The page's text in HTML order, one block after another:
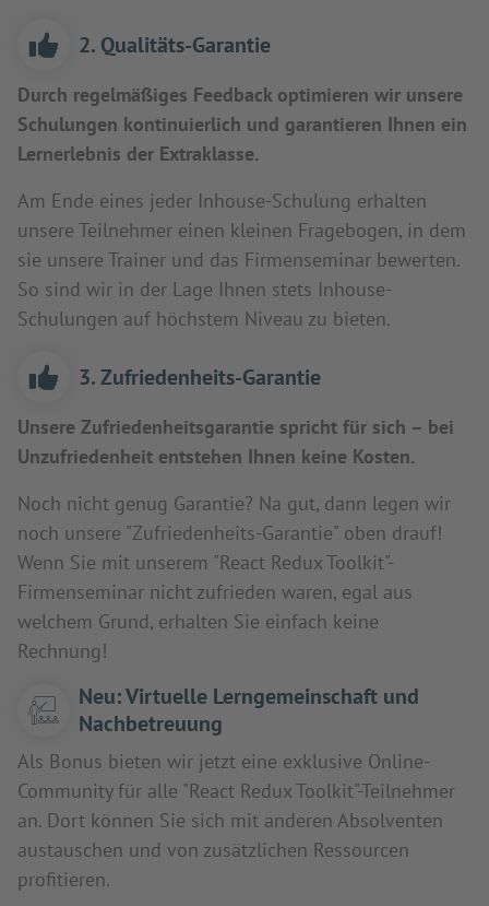
2. Qualitäts-Garantie
Durch regelmäßiges Feedback optimieren wir unsere
Schulungen kontinuierlich und garantieren Ihnen ein
Lernerlebnis der Extraklasse.
Am Ende eines jeder Inhouse-Schulung erhalten
unsere Teilnehmer einen kleinen Fragebogen, in dem
sie unsere Trainer und das Firmenseminar bewerten.
So sind wir in der Lage Ihnen stets Inhouse-
Schulungen auf höchstem Niveau zu bieten.
3. Zufriedenheits-Garantie
Unsere Zufriedenheitsgarantie spricht für sich – bei
Unzufriedenheit entstehen Ihnen keine Kosten.
Noch nicht genug Garantie? Na gut, dann legen wir
noch unsere "Zufriedenheits-Garantie" oben drauf!
Wenn Sie mit unserem "React Redux Toolkit"-
Firmenseminar nicht zufrieden waren, egal aus
welchem Grund, erhalten Sie einfach keine
Rechnung!
Neu: Virtuelle Lerngemeinschaft und
Nachbetreuung
Als Bonus bieten wir jetzt eine exklusive Online-
Community für alle "React Redux Toolkit"-Teilnehmer
an. Dort können Sie sich mit anderen Absolventen
austauschen und von zusätzlichen Ressourcen
profitieren.